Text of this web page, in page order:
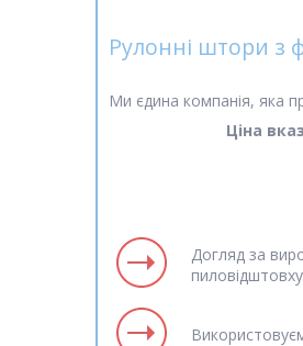
Рулонні штори з
Ми єдина компанія, яка
Ціна
Догляд за